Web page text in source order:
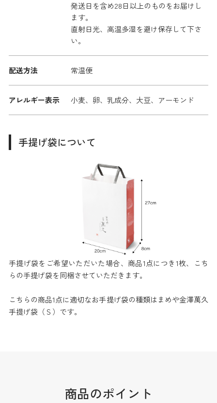
発送日を含め28日以上のものをお届けし
ます。
直射日光、高温多湿を避け保存して下さ
い。
配送方法 常温便
アレルギー表示 小麦、卵、乳成分、大豆、アーモンド
手提げ袋について
手提げ袋をご希望いただいた場合、商品1点につき1枚、こち
らの手提げ袋を同梱させていただきます。
こちらの商品1点に適切なお手提げ袋の種類はまめや金澤萬久
手提げ袋（Ｓ）です。
商品のポイント